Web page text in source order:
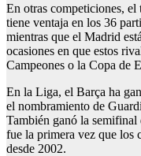
En otras competiciones, el
tiene ventaja en los 36
mientras que el Madrid
ocasiones en que estos
Campeones o la Copa de
En la Liga, el Barça ha
el nombramiento de
También ganó la
fue la primera vez que los
desde 2002.